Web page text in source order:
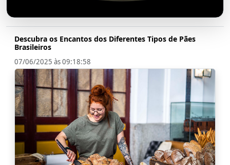
Descubra os Encantos dos Diferentes Tipos de Pães
Brasileiros
07/06/2025 às 09:18:58